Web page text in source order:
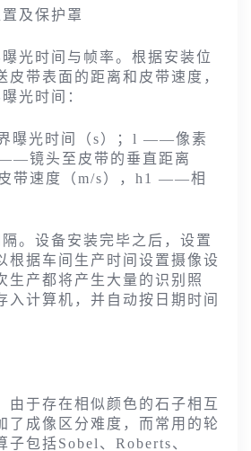
及保护罩
曝光时间与帧率。根据安装位
皮带表面的距离和皮带速度，
光时间：
曝光时间（s）；l ——像素
镜头至皮带的垂直距离
带速度（m/s），h1 ——相
隔。设备安装完毕之后，设置
根据车间生产时间设置摄像设
生产都将产生大量的识别照
入计算机，并自动按日期时间
由于存在相似颜色的石子相互
了成像区分难度，而常用的轮
子包括Sobel、Roberts、